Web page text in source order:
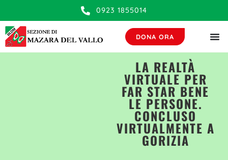
0923 1855014
DONA ORA
LA REALTÀ
VIRTUALE PER
FAR STAR BENE
LE PERSONE.
CONCLUSO
VIRTUALMENTE A
GORIZIA